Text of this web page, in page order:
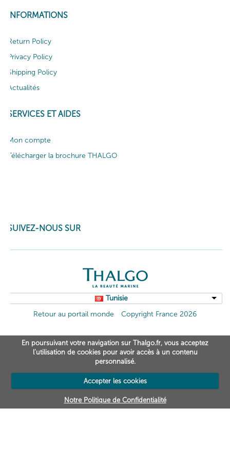
INFORMATIONS
Return Policy
Privacy Policy
Shipping Policy
Actualités
SERVICES ET AIDES
Mon compte
Télécharger la brochure THALGO
SUIVEZ-NOUS SUR
Tunisie
Retour au portail monde
Copyright France 2026
En poursuivant votre navigation sur Thalgo.fr, vous acceptez
l’utilisation de cookies pour avoir accès à un contenu
personnalisé.
Accepter les cookies
Notre Politique de Confidentialité